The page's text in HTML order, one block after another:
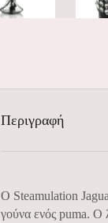
Περιγραφή
Ο Steamulation
γούνα ενός puma. Ο